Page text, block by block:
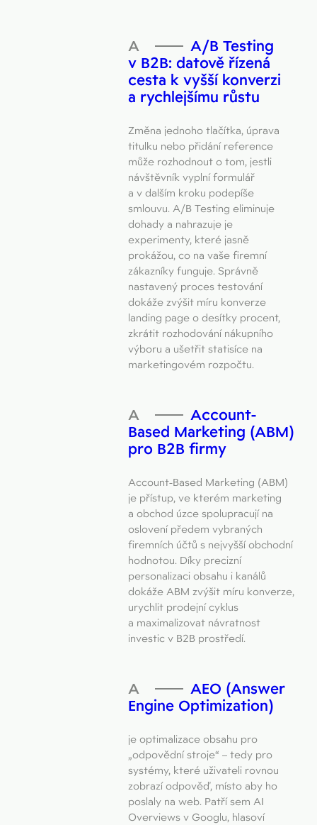
ActiveCampaign
Apollo
Merk
SimilarWeb
Pipedrive
A/B Testing
v B2B: datově řízená
cesta k vyšší konverzi
a rychlejšímu růstu
Změna jednoho tlačítka, úprava
titulku nebo přidání reference
může rozhodnout o tom, jestli
návštěvník vyplní formulář
a v dalším kroku podepíše
smlouvu. A/B Testing eliminuje
dohady a nahrazuje je
experimenty, které jasně
prokážou, co na vaše firemní
zákazníky funguje. Správně
nastavený proces testování
dokáže zvýšit míru konverze
landing page o desítky procent,
zkrátit rozhodování nákupního
výboru a ušetřit statisíce na
marketingovém rozpočtu.
Account-
Based Marketing (ABM)
pro B2B firmy
Account-Based Marketing (ABM)
je přístup, ve kterém marketing
a obchod úzce spolupracují na
oslovení předem vybraných
firemních účtů s nejvyšší obchodní
hodnotou. Díky precizní
personalizaci obsahu i kanálů
dokáže ABM zvýšit míru konverze,
urychlit prodejní cyklus
a maximalizovat návratnost
investic v B2B prostředí.
AEO (Answer
Engine Optimization)
je optimalizace obsahu pro
„odpovědní stroje“ – tedy pro
systémy, které uživateli rovnou
zobrazí odpověď, místo aby ho
poslaly na web. Patří sem AI
Overviews v Googlu, hlasoví